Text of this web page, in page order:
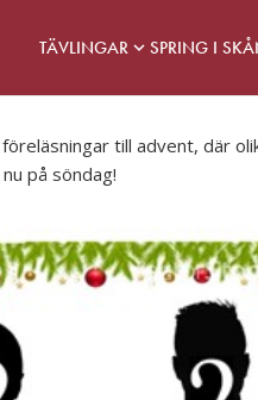
TÄVLINGAR SPRING I
till advent, där
på söndag!